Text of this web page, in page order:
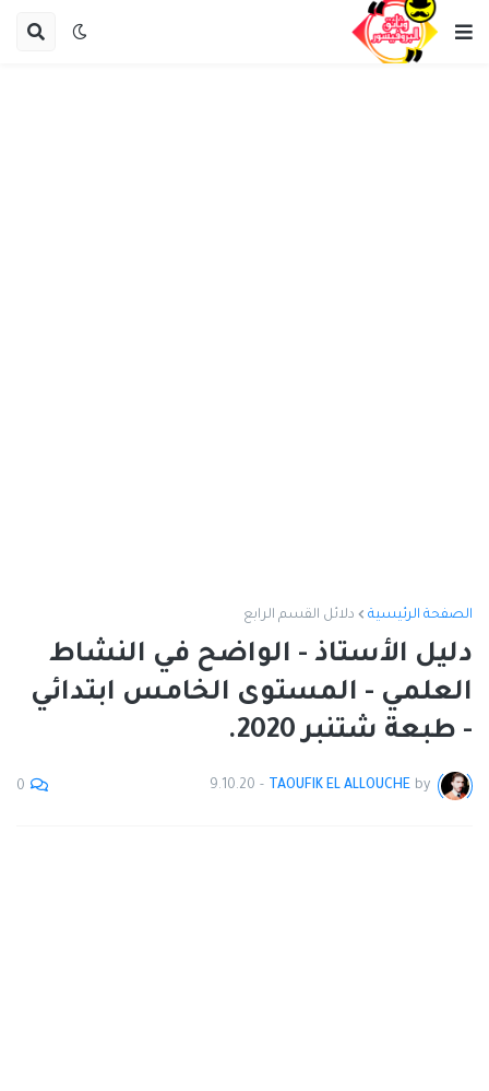
الصفحة الرئيسية دلائل القسم الرابع
دليل الأستاذ - الواضح في النشاط
العلمي - المستوى الخامس ابتدائي
- طبعة شتنبر 2020.
by
TAOUFIK EL ALLOUCHE
-
9.10.20
0